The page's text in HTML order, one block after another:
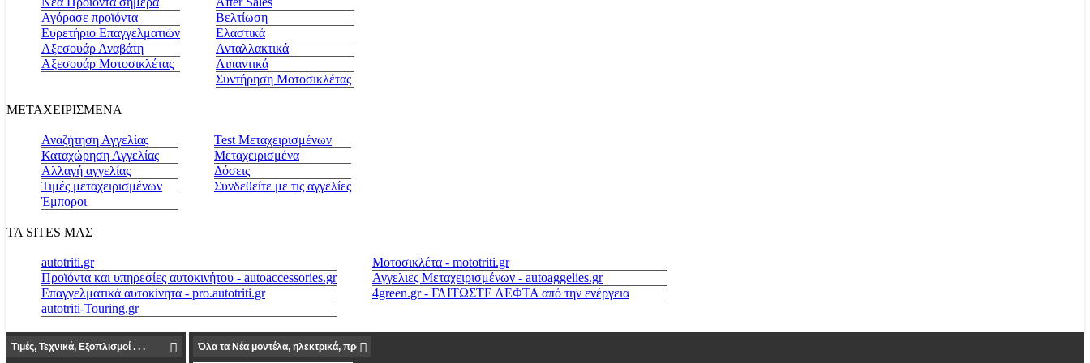
Αγόρασε προϊόντα
Ευρετήριο Επαγγελματιών
Αξεσουάρ Αναβάτη
Αξεσουάρ Μοτοσικλέτας
Βελτίωση
Ελαστικά
Ανταλλακτικά
Λιπαντικά
Συντήρηση Μοτοσικλέτας
ΜΕΤΑΧΕΙΡΙΣΜΕΝΑ
Αναζήτηση Αγγελίας
Καταχώρηση Αγγελίας
Αλλαγή αγγελίας
Τιμές μεταχειρισμένων
Έμποροι
Test Μεταχειρισμένων
Μεταχειρισμένα
Δόσεις
Συνδεθείτε με τις αγγελίες
ΤΑ SITES ΜΑΣ
autotriti.gr
Προϊόντα και υπηρεσίες αυτοκινήτου - autoaccessories.gr
Επαγγελματικά αυτοκίνητα - pro.autotriti.gr
autotriti-Touring.gr
Μοτοσικλέτα - mototriti.gr
Αγγελιες Μεταχειρισμένων - autoaggelies.gr
4green.gr - ΓΛΙΤΩΣΤΕ ΛΕΦΤΑ από την ενέργεια